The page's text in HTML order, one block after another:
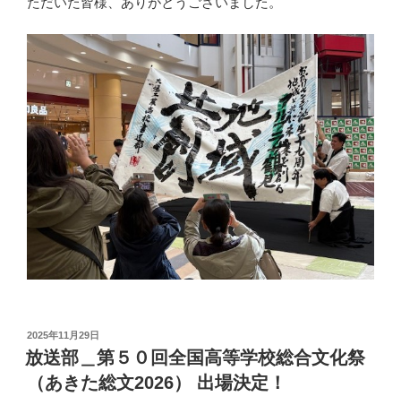
投
稿
日:
2025年11月29日
放送部＿第５０回全国高等学校総合文化祭
（あきた総文2026） 出場決定！